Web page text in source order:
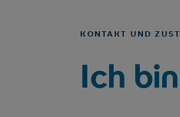
KONTAKT UND
Ich